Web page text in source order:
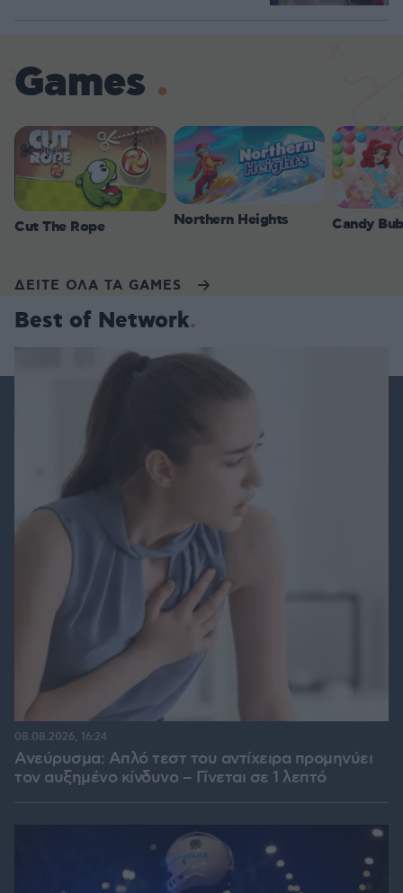
Games
Cut The Rope Northern Heights Candy
ΔΕΙΤΕ ΟΛΑ ΤΑ GAMES
Best of Network
Ανεύρυσμα: Απλό τεστ του αντίχειρα προμηνύει
τον αυξημένο κίνδυνο – Γίνεται σε 1 λεπτό
08.08.2026, 16:24